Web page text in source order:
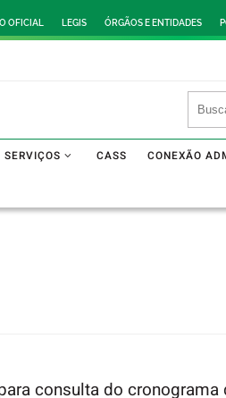
OFICIAL LEGIS ÓRGÃOS E ENTIDADES
SERVIÇOS CASS CONEXÃO
consulta do cronograma